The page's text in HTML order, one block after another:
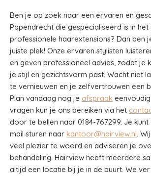
Ben je op zoek naar een ervaren en
Papendrecht die gespecialiseerd is in het
professionele haarextensions? Dan ben
juiste plek! Onze ervaren stylisten
en geven professioneel advies, zodat je
je stijl en gezichtsvorm past. Wacht niet
te vernieuwen en je zelfvertrouwen een
Plan vandaag nog je afspraak
vragen kun je ons bereiken via het
door te bellen naar 0184-767299. Je
mail sturen naar kantoor@hairview.nl.
veel plezier te woord en adviseren je
behandeling. Hairview heeft meerdere
altijd een locatie bij je in de buurt. We